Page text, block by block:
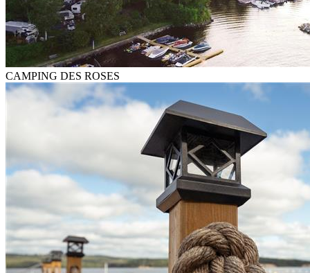
CAMPING DES ROSES